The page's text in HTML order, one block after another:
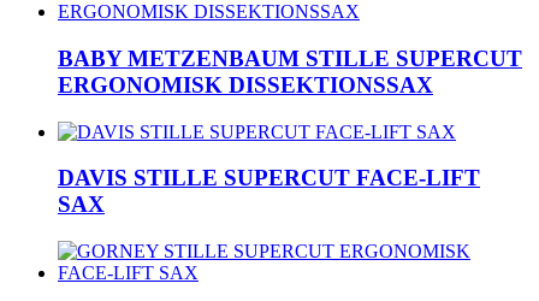
BABY METZENBAUM STILLE SUPERCUT
ERGONOMISK DISSEKTIONSSAX
DAVIS STILLE SUPERCUT FACE-LIFT
SAX